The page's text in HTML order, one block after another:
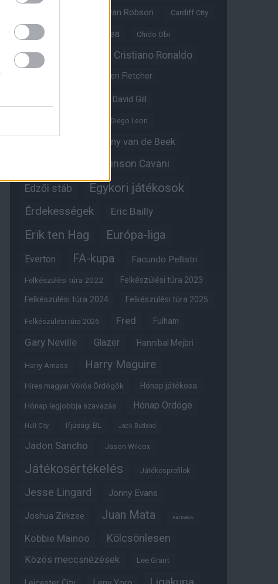
Bryan Robson Cardiff City
Casemiro Chelsea Chido Obi
Christian Eriksen Cristiano Ronaldo
Darren Fletcher
David Gill
Diego Leon
Donny van de Beek
Edinson Cavani
Edzői stáb Egykori játékosok
Érdekességek Eric Bailly
Erik ten Hag Európa-liga
Everton FA-kupa Facundo Pellistri
Felkészülési túra 2022 Felkészülési túra 2023
Felkészülési túra 2024 Felkészülési túra 2025
Felkészülési túra 2026 Fred Fulham
Gary Neville Glazer Hannibal Mejbri
Harry Amass Harry Maguire
Híres magyar Vörös Ördögök Hónap játékosa
Hónap legjobbja szavazás Hónap Ördöge
Hull City Ifjúsági BL Jack Butland
Jadon Sancho Jason Wilcox
Játékosértékelés Játékosprofilok
Jesse Lingard Jonny Evans
Joshua Zirkzee Juan Mata Karl Darlow
Kobbie Mainoo Kölcsönlesen
Közös meccsnézések Lee Grant